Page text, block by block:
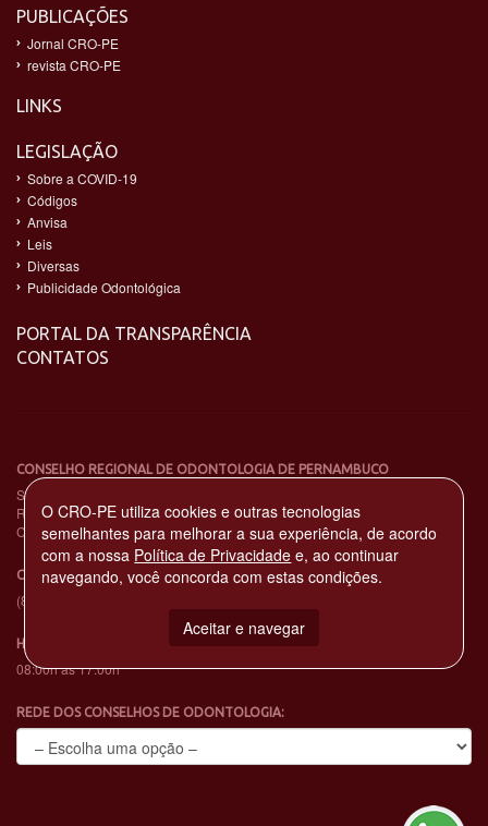
PUBLICAÇÕES
Jornal CRO-PE
revista CRO-PE
LINKS
LEGISLAÇÃO
Sobre a COVID-19
Códigos
Anvisa
Leis
Diversas
Publicidade Odontológica
PORTAL DA TRANSPARÊNCIA
CONTATOS
CONSELHO REGIONAL DE ODONTOLOGIA DE PERNAMBUCO
Sede: Av. Norte Miguel Arraes de Alencar, 2930
Rosarinho – Recife - PE – CEP: 52041-080
CNPJ: 11.735.263/0001-65
CENTRAL DE ATENDIMENTO TELEFÔNICO
(81) 3194-4900
HORÁRIO DE EXPEDIENTE
08:00h às 17:00h
REDE DOS CONSELHOS DE ODONTOLOGIA:
O CRO-PE utiliza cookies e outras tecnologias
semelhantes para melhorar a sua experiência, de acordo
com a nossa Política de Privacidade e, ao continuar
navegando, você concorda com estas condições.
Aceitar e navegar